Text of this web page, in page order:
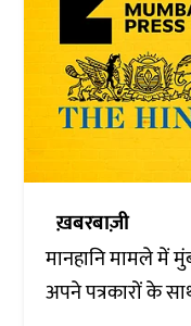
ख़बरबाज़ी
मानहानि मामले में
अपने पत्रकारों के